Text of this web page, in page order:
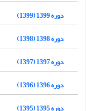
دوره 1399 (1399)
دوره 1398 (1398)
دوره 1397 (1397)
دوره 1396 (1396)
دوره 1395 (1395)